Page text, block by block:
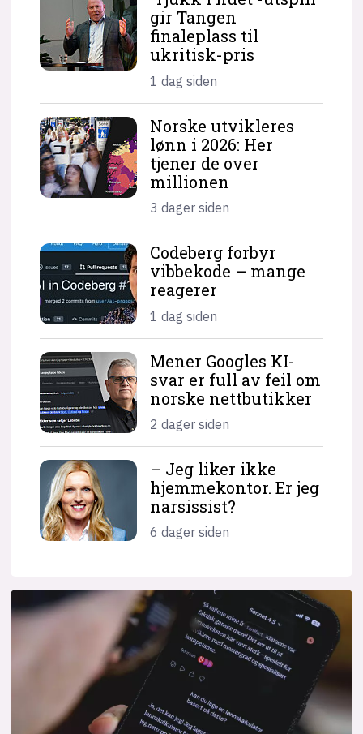
gir Tangen
finaleplass til
ukritisk-pris
1 dag siden
Norske utvikleres
lønn i 2026: Her
tjener de over
millionen
3 dager siden
Codeberg forbyr
vibbekode – mange
reagerer
1 dag siden
Mener Googles KI-
svar er full av feil om
norske nettbutikker
2 dager siden
– Jeg liker ikke
hjemme­kontor. Er jeg
narsissist?
6 dager siden